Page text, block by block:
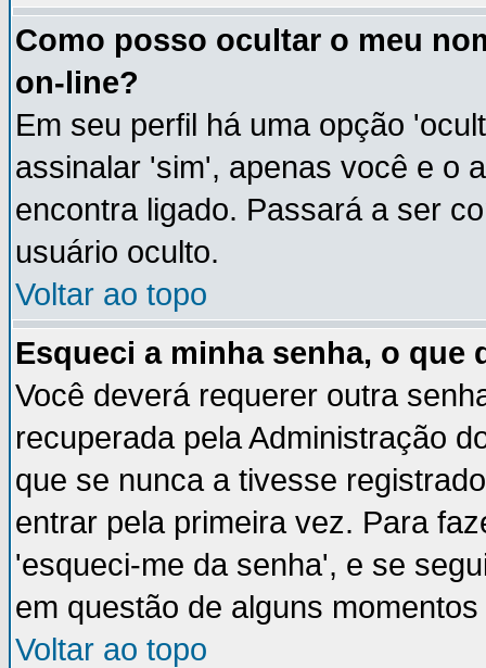
Como posso ocultar o meu
on-line?
Em seu perfil há uma opção
assinalar 'sim', apenas você e o
encontra ligado. Passará a ser
usuário oculto.
Voltar ao topo
Esqueci a minha senha, o que
Você deverá requerer outra
recuperada pela Administração
que se nunca a tivesse
entrar pela primeira vez. Para
'esqueci-me da senha', e se
em questão de alguns momentos
Voltar ao topo